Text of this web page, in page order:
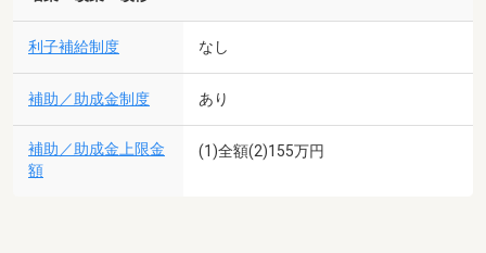
利子補給制度 なし
補助／助成金制度 あり
補助／助成金上限金
額
(1)全額(2)155万円